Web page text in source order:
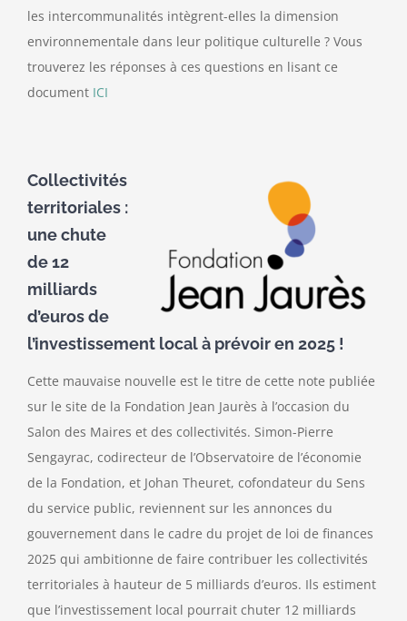
les intercommunalités intègrent-elles la dimension
environnementale dans leur politique culturelle ? Vous
trouverez les réponses à ces questions en lisant ce
document ICI
Collectivités
territoriales :
une chute
de 12
milliards
d’euros de
l’investissement local à prévoir en 2025 !
Cette mauvaise nouvelle est le titre de cette note publiée
sur le site de la Fondation Jean Jaurès à l’occasion du
Salon des Maires et des collectivités. Simon-Pierre
Sengayrac, codirecteur de l’Observatoire de l’économie
de la Fondation, et Johan Theuret, cofondateur du Sens
du service public, reviennent sur les annonces du
gouvernement dans le cadre du projet de loi de finances
2025 qui ambitionne de faire contribuer les collectivités
territoriales à hauteur de 5 milliards d’euros. Ils estiment
que l’investissement local pourrait chuter 12 milliards